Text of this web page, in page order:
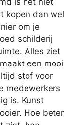
kopen dan wel
om je
schilderij
Alles ziet
een mooi
stof voor
medewerkers
is. Kunst
Hoe beter